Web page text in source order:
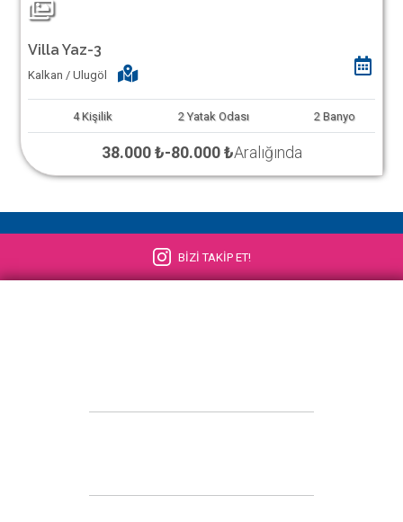
Villa Yaz-3
Kalkan / Ulugöl
4 Kişilik 2 Yatak Odası 2 Banyo
38.000 ₺-80.000 ₺Aralığında
BİZİ TAKİP ET!